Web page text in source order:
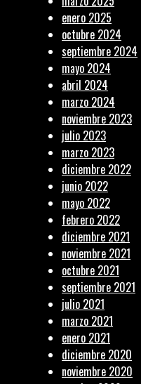
enero 2025
octubre 2024
septiembre 2024
mayo 2024
abril 2024
marzo 2024
noviembre 2023
julio 2023
marzo 2023
diciembre 2022
junio 2022
mayo 2022
febrero 2022
diciembre 2021
noviembre 2021
octubre 2021
septiembre 2021
julio 2021
marzo 2021
enero 2021
diciembre 2020
noviembre 2020